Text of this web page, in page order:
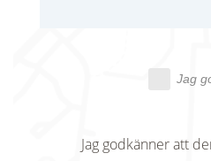
Jag
Jag godkänner att